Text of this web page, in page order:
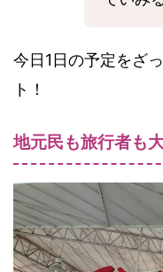
今日1日の予定をざ
ト！
地元民も旅行者も